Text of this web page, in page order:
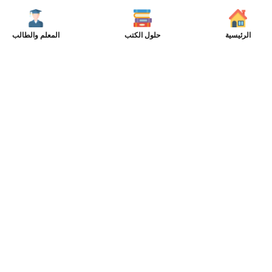
الرئيسية حلول الكتب المعلم والطالب